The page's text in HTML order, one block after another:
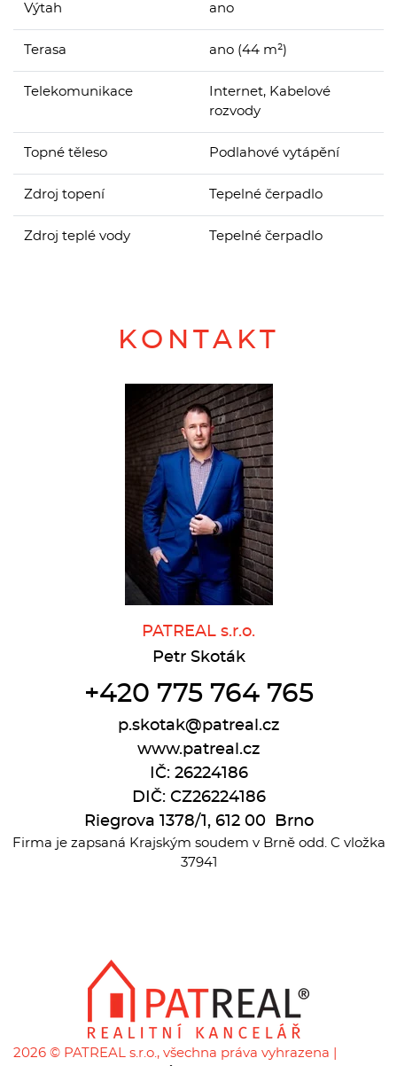
Výtah ano
Terasa ano (44 m²)
Telekomunikace
Internet, Kabelové
rozvody
Topné těleso Podlahové vytápění
Zdroj topení Tepelné čerpadlo
Zdroj teplé vody Tepelné čerpadlo
KONTAKT
PATREAL s.r.o.
Petr Skoták
+420 775 764 765
p.skotak@patreal.cz
www.patreal.cz
IČ: 26224186
DIČ: CZ26224186
Riegrova 1378/1, 612 00 Brno
Firma je zapsaná Krajským soudem v Brně odd. C vložka
37941
2026 © PATREAL s.r.o., všechna práva vyhrazena |